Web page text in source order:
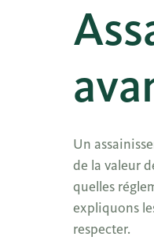
Un
de la valeur
quelles
expliquons
respecter.